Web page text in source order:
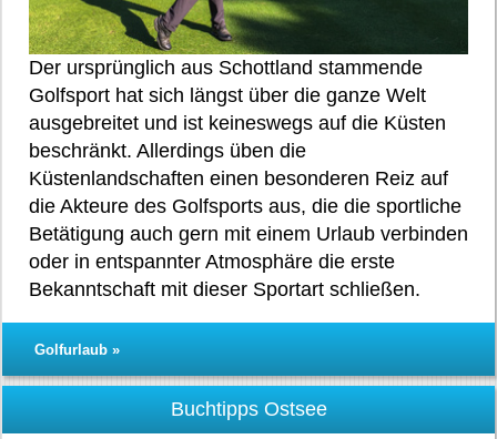
Der ursprünglich aus Schottland stammende
Golfsport hat sich längst über die ganze Welt
ausgebreitet und ist keineswegs auf die Küsten
beschränkt. Allerdings üben die
Küstenlandschaften einen besonderen Reiz auf
die Akteure des Golfsports aus, die die sportliche
Betätigung auch gern mit einem Urlaub verbinden
oder in entspannter Atmosphäre die erste
Bekanntschaft mit dieser Sportart schließen.
Golfurlaub »
Buchtipps Ostsee